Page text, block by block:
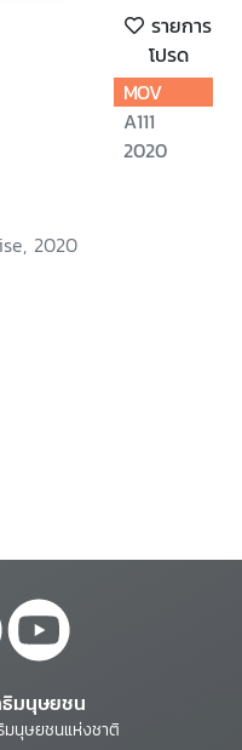
รายการ
โปรด
2020
MOV
A111
2020
มนุษยชน
มนุษยชนแห่งชาติ